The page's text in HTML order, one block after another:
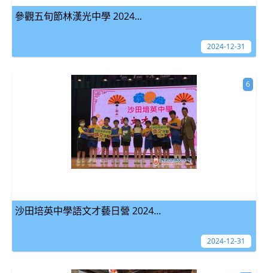
參觀五旬節林漢光中學 2024...
2024-12-31
沙田培英中學語文才藝日營 2024...
6
2024-12-31